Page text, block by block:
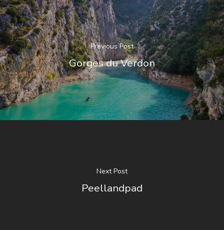
Previous Post
Gorges du Verdon
Next Post
Peellandpad